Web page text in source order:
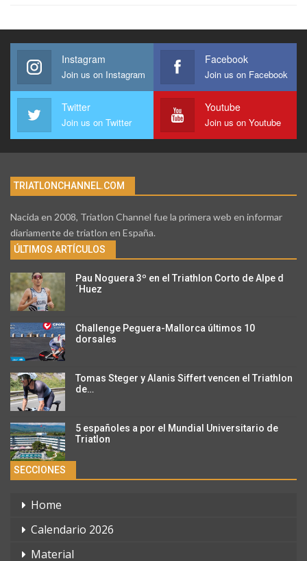
Instagram
Join us on Instagram
Facebook
Join us on Facebook
Twitter
Join us on Twitter
Youtube
Join us on Youtube
TRIATLONCHANNEL.COM
Nacida en 2008, Triatlon Channel fue la primera web en informar
diariamente de triatlon en España.
ÚLTIMOS ARTÍCULOS
Pau Noguera 3º en el Triathlon Corto de Alpe d
´Huez
Challenge Peguera-Mallorca últimos 10
dorsales
Tomas Steger y Alanis Siffert vencen el Triathlon
de…
5 españoles a por el Mundial Universitario de
Triatlon
SECCIONES
Home
Calendario 2026
Material